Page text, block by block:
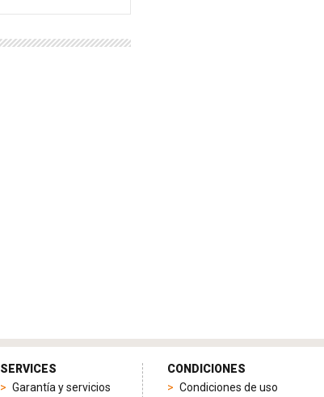
SERVICES
Garantía y servicios
CONDICIONES
Condiciones de uso